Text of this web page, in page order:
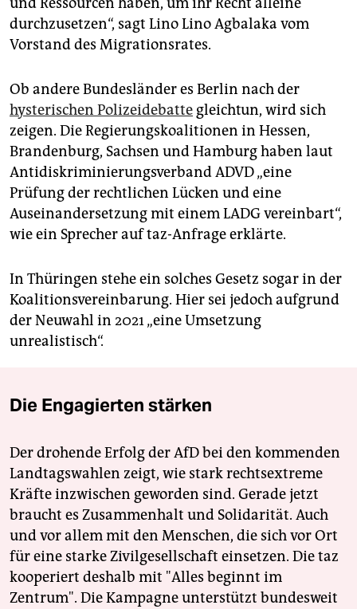
durchzusetzen“, sagt Lino Lino Agbalaka vom
Vorstand des Migrationsrates.
Ob andere Bundesländer es Berlin nach der
hysterischen Polizeidebatte gleichtun, wird sich
zeigen. Die Regierungskoalitionen in Hessen,
Brandenburg, Sachsen und Hamburg haben laut
Antidiskriminierungsverband ADVD „eine
Prüfung der rechtlichen Lücken und eine
Auseinandersetzung mit einem LADG vereinbart“,
wie ein Sprecher auf taz-Anfrage erklärte.
In Thüringen stehe ein solches Gesetz sogar in der
Koalitionsvereinbarung. Hier sei jedoch aufgrund
der Neuwahl in 2021 „eine Umsetzung
unrealistisch“.
Die Engagierten stärken
Der drohende Erfolg der AfD bei den kommenden
Landtagswahlen zeigt, wie stark rechtsextreme
Kräfte inzwischen geworden sind. Gerade jetzt
braucht es Zusammenhalt und Solidarität. Auch
und vor allem mit den Menschen, die sich vor Ort
für eine starke Zivilgesellschaft einsetzen. Die taz
kooperiert deshalb mit "Alles beginnt im
Zentrum". Die Kampagne unterstützt bundesweit